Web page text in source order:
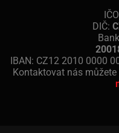
DIČ:
IBAN: CZ12 2010 0000
Kontaktovat nás